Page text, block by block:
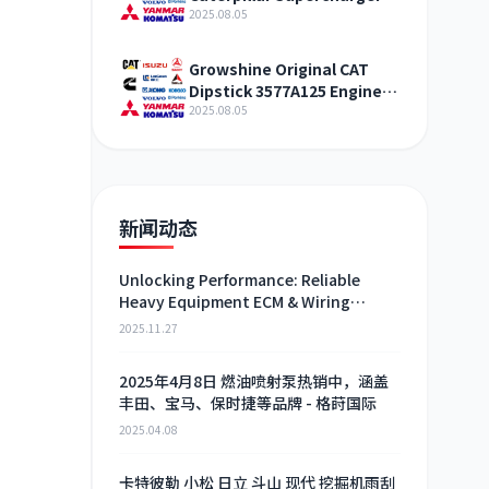
321-4994 Shandong
2025.08.05
Growshine Original CAT
Dipstick 3577A125 Engine
Maintenance Service
2025.08.05
新闻动态
Unlocking Performance: Reliable
Heavy Equipment ECM & Wiring
Harness Alternatives
2025.11.27
2025年4月8日 燃油喷射泵热销中，涵盖
丰田、宝马、保时捷等品牌 - 格莳国际
2025.04.08
卡特彼勒 小松 日立 斗山 现代 挖掘机雨刮